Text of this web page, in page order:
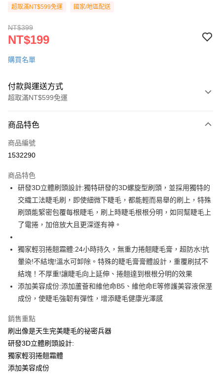
超取滿NT$599免運 國家/地區配送
NT$399
NT$199
購買名單
付款與運送方式
超取滿NT$599免運
信用卡一次付款
超商取貨付款
Apple Pay
街口支付
悠遊付
ATM付款
運送方式
每筆NT$60，滿NT$599(含以上)免運費
宅配
每筆NT$60，滿NT$599(含以上)免運費
商品特色
商品編號
1532290
商品特色
研發3D立體刷頭設計:獨特研發的3D螺旋型刷頭，並採用獨特的
交織工法睫毛刷，即使細微下睫毛，都能輕而易舉的刷上，特殊
刷頭能緊密包覆每根睫毛，刷上時睫毛根根分明，如同幫睫毛上
了電捲，加倍放大且更深遂有神。
獨家輕羽捲翹霜體:24小時持久，無重力捲翹睫毛膏，超防水!抗
暈染!不結塊!溫水可卸除。特殊的睫毛膏膏體設計，重覆刷拭不
結塊！不厚重!讓睫毛向上延伸、捲翹達到根根分明的效果
添加美容成份:添加蘆薈和維他命B5、維他命E等修護美容液保溼
成份，使睫毛強韌有彈性，增添睫毛健康光澤感
銷售重點
刷出像是天生完美睫毛的祕密兵器
研發3D立體刷頭設計:
獨家輕羽捲翹霜體
添加美容成份